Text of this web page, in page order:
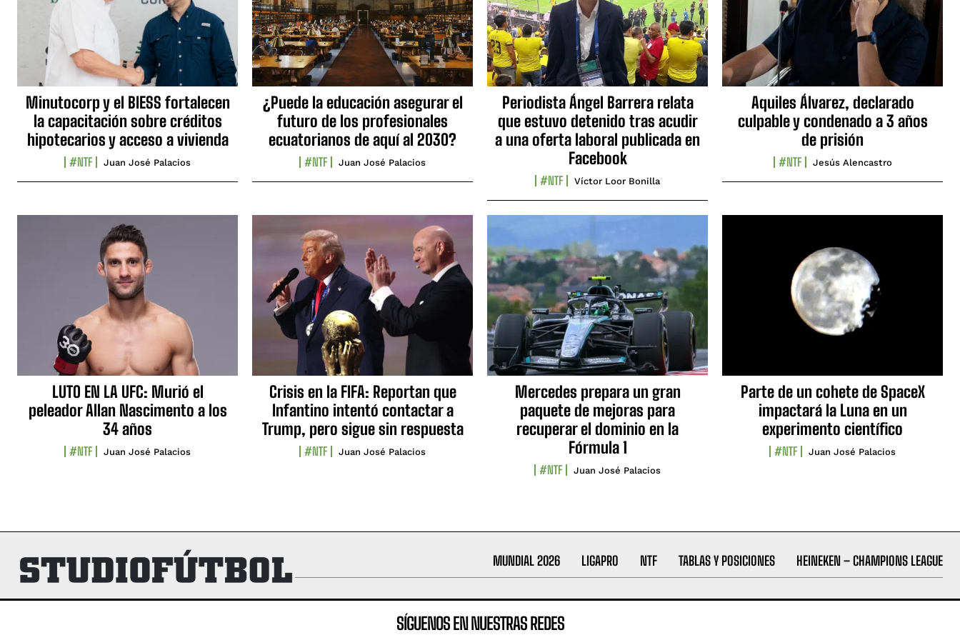
Minutocorp y el BIESS fortalecen
la capacitación sobre créditos
hipotecarios y acceso a vivienda
#NTF Juan José Palacios
¿Puede la educación asegurar el
futuro de los profesionales
ecuatorianos de aquí al 2030?
#NTF Juan José Palacios
Periodista Ángel Barrera relata
que estuvo detenido tras acudir
a una oferta laboral publicada en
Facebook
#NTF Víctor Loor Bonilla
Aquiles Álvarez, declarado
culpable y condenado a 3 años
de prisión
#NTF Jesús Alencastro
LUTO EN LA UFC: Murió el
peleador Allan Nascimento a los
34 años
#NTF Juan José Palacios
Crisis en la FIFA: Reportan que
Infantino intentó contactar a
Trump, pero sigue sin respuesta
#NTF Juan José Palacios
Mercedes prepara un gran
paquete de mejoras para
recuperar el dominio en la
Fórmula 1
#NTF Juan José Palacios
Parte de un cohete de SpaceX
impactará la Luna en un
experimento científico
#NTF Juan José Palacios
MUNDIAL 2026 LIGAPRO NTF TABLAS Y POSICIONES HEINEKEN – CHAMPIONS LEAGUE
SÍGUENOS EN NUESTRAS REDES